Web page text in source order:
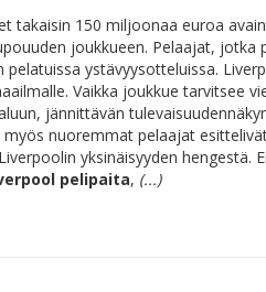
takaisin 150 miljoonaa euroa
joukkueen. Pelaajat, jotka
ystävyysotteluissa.
Vaikka joukkue tarvitsee
jännittävän
nuoremmat pelaajat
yksinäisyyden hengestä.
pelipaita, (...)